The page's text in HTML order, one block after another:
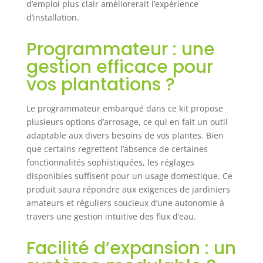
Extrêmement facile d'utilisation (1
seul bouton réglable). Période de
d’emploi plus clair améliorerait l’expérience
d’installation.
Programmateur : une
gestion efficace pour
vos plantations ?
Le programmateur embarqué dans ce kit propose
plusieurs options d’arrosage, ce qui en fait un outil
adaptable aux divers besoins de vos plantes. Bien
que certains regrettent l’absence de certaines
fonctionnalités sophistiquées, les réglages
disponibles suffisent pour un usage domestique. Ce
produit saura répondre aux exigences de jardiniers
amateurs et réguliers soucieux d’une autonomie à
travers une gestion intuitive des flux d’eau.
Facilité d’expansion : un